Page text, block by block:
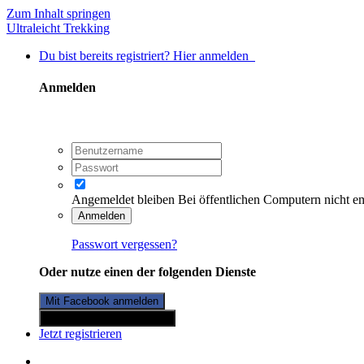
Zum Inhalt springen
Ultraleicht Trekking
Du bist bereits registriert? Hier anmelden
Anmelden
Angemeldet bleiben Bei öffentlichen Computern nicht
Anmelden
Passwort vergessen?
Oder nutze einen der folgenden Dienste
Mit Facebook anmelden
Jetzt registrieren